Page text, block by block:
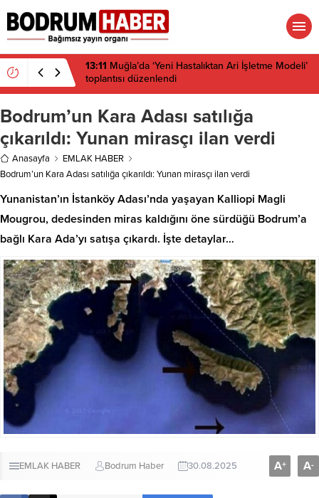
13:10 Çeşitli illerdeki enerji ve altyapı projeleri için
acele kamulaştırma kararı çıktı
Bodrum’un Kara Adası satılığa
çıkarıldı: Yunan mirasçı ilan verdi
Anasayfa
EMLAK HABER
Bodrum’un Kara Adası satılığa çıkarıldı: Yunan mirasçı ilan verdi
Yunanistan’ın İstanköy Adası’nda yaşayan Kalliopi Magli
Mougrou, dedesinden miras kaldığını öne sürdüğü Bodrum’a
bağlı Kara Ada’yı satışa çıkardı. İşte detaylar…
EMLAK HABER Bodrum Haber 30.08.2025 A+ A-